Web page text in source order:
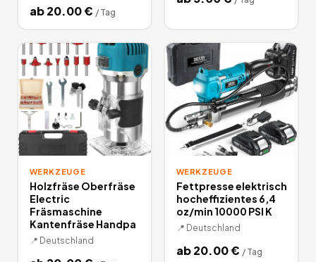
ab20.00€ / Tag
WERKZEUGE
Holzfräse Oberfräse
Electric
Fräsmaschine
Kantenfräse Handpa
📍 Deutschland
WERKZEUGE
Fettpresse elektrisch
hocheffizientes 6,4
oz/min 10000 PSI K
📍 Deutschland
ab20.00€ / Tag